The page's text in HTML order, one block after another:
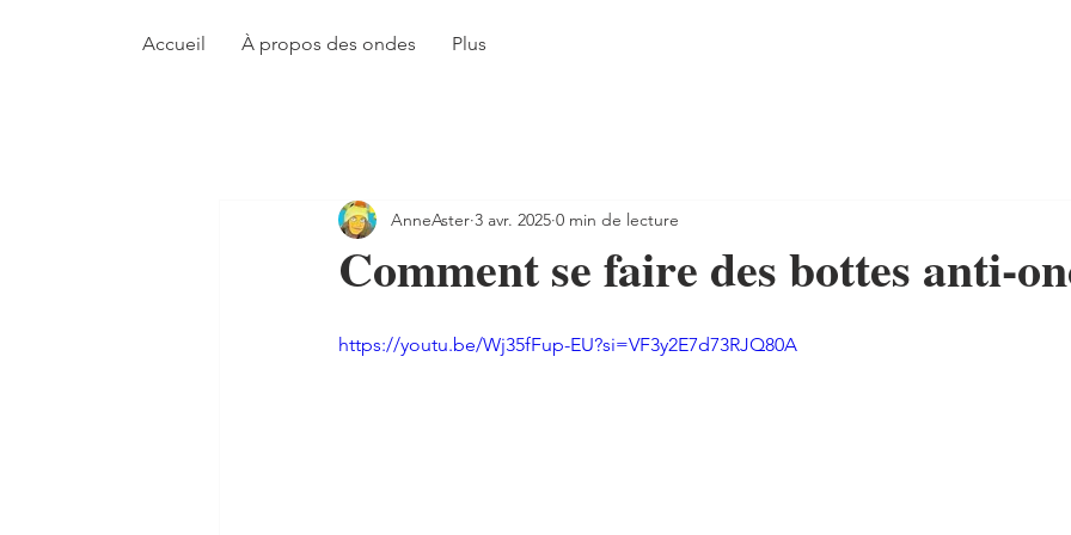
Accueil À propos des ondes Plus
Comment se faire des bottes anti-
AnneAster 3 avr. 2025 0 min de lecture
https://youtu.be/Wj35fFup-EU?si=VF3y2E7d73RJQ80A